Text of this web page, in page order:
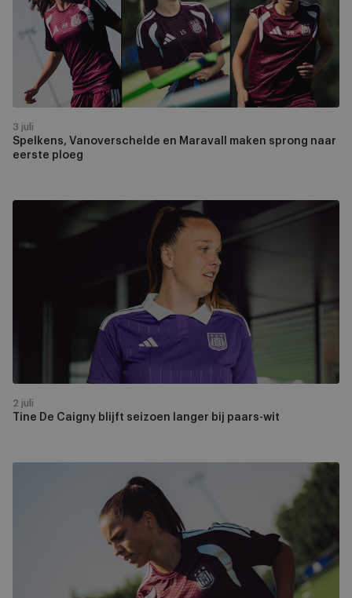
maken
sprong
eerste
ploeg
Spelkens, Vanoverschelde en Maravall maken sprong naar
eerste ploeg
3 juli
Caigny
Tine De Caigny blijft seizoen langer bij paars-wit
2 juli